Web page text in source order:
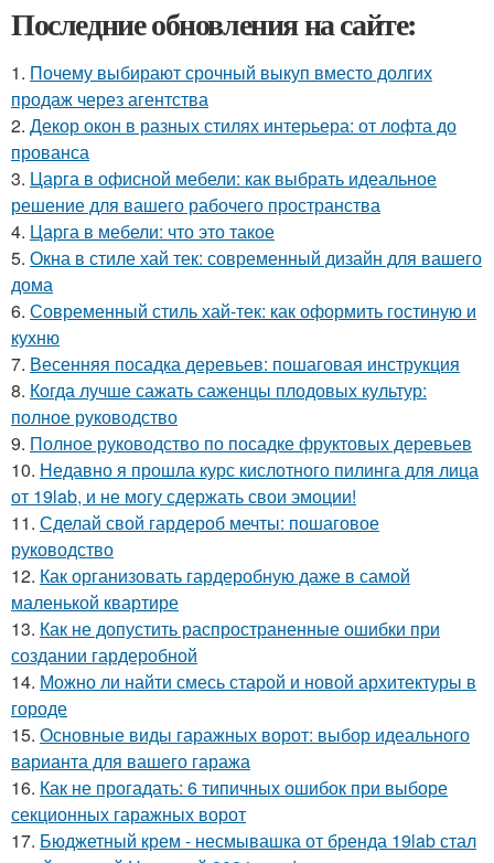
Последние обновления на сайте:
1. Почему выбирают срочный выкуп вместо долгих
продаж через агентства
2. Декор окон в разных стилях интерьера: от лофта до
прованса
3. Царга в офисной мебели: как выбрать идеальное
решение для вашего рабочего пространства
4. Царга в мебели: что это такое
5. Окна в стиле хай тек: современный дизайн для вашего
дома
6. Современный стиль хай-тек: как оформить гостиную и
кухню
7. Весенняя посадка деревьев: пошаговая инструкция
8. Когда лучше сажать саженцы плодовых культур:
полное руководство
9. Полное руководство по посадке фруктовых деревьев
10. Недавно я прошла курс кислотного пилинга для лица
от 19lab, и не могу сдержать свои эмоции!
11. Сделай свой гардероб мечты: пошаговое
руководство
12. Как организовать гардеробную даже в самой
маленькой квартире
13. Как не допустить распространенные ошибки при
создании гардеробной
14. Можно ли найти смесь старой и новой архитектуры в
городе
15. Основные виды гаражных ворот: выбор идеального
варианта для вашего гаража
16. Как не прогадать: 6 типичных ошибок при выборе
секционных гаражных ворот
17. Бюджетный крем - несмывашка от бренда 19lab стал